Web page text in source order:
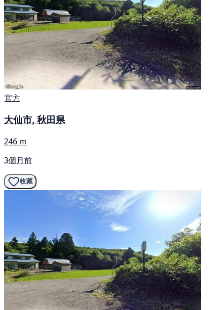
官方
大仙市, 秋田県
246 m
3個月前
收藏